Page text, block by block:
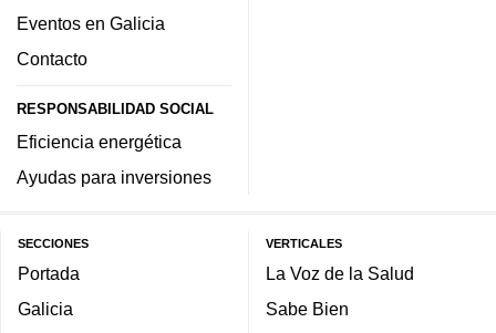
Eventos en Galicia
Contacto
RESPONSABILIDAD SOCIAL
Eficiencia energética
Ayudas para inversiones
SECCIONES
Portada
Galicia
VERTICALES
La Voz de la Salud
Sabe Bien